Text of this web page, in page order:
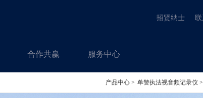
联
招贤纳士
合作共赢 服务中心
单警执法视音频记录仪 >
产品中心 >